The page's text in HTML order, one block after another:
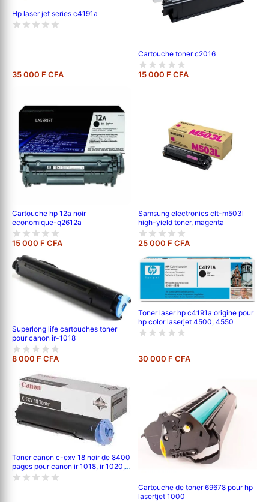
Hp laser jet series c4191a
35 000 F CFA
Cartouche toner c2016
15 000 F CFA
Cartouche hp 12a noir
economique-q2612a
15 000 F CFA
Samsung electronics clt-m503l
high-yield toner, magenta
25 000 F CFA
Superlong life cartouches toner
pour canon ir-1018
8 000 F CFA
Toner laser hp c4191a origine pour
hp color laserjet 4500, 4550
30 000 F CFA
Toner canon c-exv 18 noir de 8400
pages pour canon ir 1018, ir 1020, ir
1022, ir 1024
Cartouche de toner 69678 pour hp
lasertjet 1000